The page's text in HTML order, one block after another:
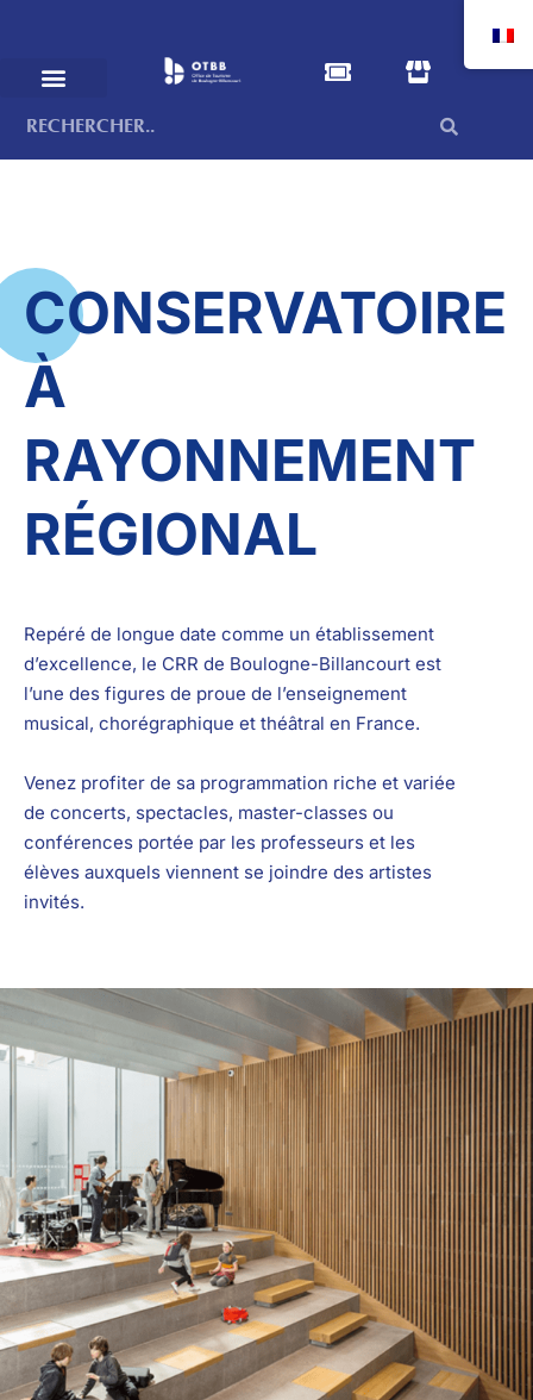
CONSERVATOIRE
À
RAYONNEMENT
RÉGIONAL
Repéré de longue date comme un établissement
d’excellence, le CRR de Boulogne-Billancourt est
l’une des figures de proue de l’enseignement
musical, chorégraphique et théâtral en France.
Venez profiter de sa programmation riche et variée
de concerts, spectacles, master-classes ou
conférences portée par les professeurs et les
élèves auxquels viennent se joindre des artistes
invités.